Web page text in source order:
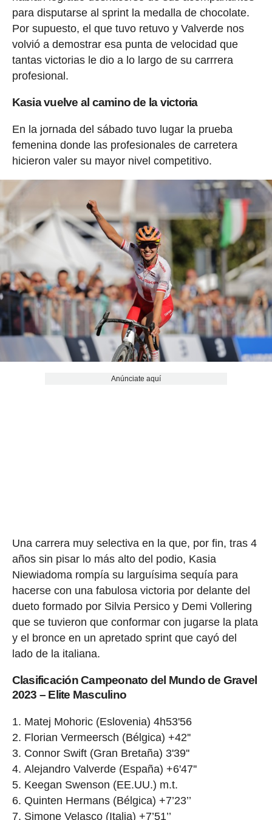
para disputarse al sprint la medalla de chocolate.
Por supuesto, el que tuvo retuvo y Valverde nos
volvió a demostrar esa punta de velocidad que
tantas victorias le dio a lo largo de su carrrera
profesional.
Kasia vuelve al camino de la victoria
En la jornada del sábado tuvo lugar la prueba
femenina donde las profesionales de carretera
hicieron valer su mayor nivel competitivo.
Anúnciate aquí
Una carrera muy selectiva en la que, por fin, tras 4
años sin pisar lo más alto del podio, Kasia
Niewiadoma rompía su larguísima sequía para
hacerse con una fabulosa victoria por delante del
dueto formado por Silvia Persico y Demi Vollering
que se tuvieron que conformar con jugarse la plata
y el bronce en un apretado sprint que cayó del
lado de la italiana.
Clasificación Campeonato del Mundo de Gravel
2023 – Elite Masculino
Matej Mohoric (Eslovenia) 4h53'56
Florian Vermeersch (Bélgica) +42''
Connor Swift (Gran Bretaña) 3'39''
Alejandro Valverde (España) +6'47''
Keegan Swenson (EE.UU.) m.t.
Quinten Hermans (Bélgica) +7’23’’
Simone Velasco (Italia) +7’51’’